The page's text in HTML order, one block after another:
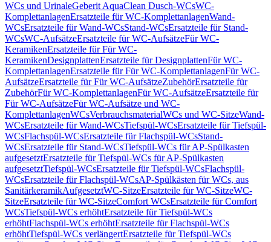
WCs und UrinaleGeberit AquaClean Dusch-WCsWC-
KomplettanlagenErsatzteile für WC-KomplettanlagenWand-
WCsErsatzteile für Wand-WCsStand-WCsErsatzteile für Stand-
WCsWC-AufsätzeErsatzteile für WC-AufsätzeFür WC-
KeramikenErsatzteile für Für WC-
KeramikenDesignplattenErsatzteile für DesignplattenFür WC-
KomplettanlagenErsatzteile für Für WC-KomplettanlagenFür WC-
AufsätzeErsatzteile für Für WC-AufsätzeZubehörErsatzteile für
ZubehörFür WC-KomplettanlagenFür WC-AufsätzeErsatzteile für
Für WC-AufsätzeFür WC-Aufsätze und WC-
KomplettanlagenWCsVerbrauchsmaterialWCs und WC-SitzeWand-
WCsErsatzteile für Wand-WCsTiefspül-WCsErsatzteile für Tiefspül-
WCsFlachspül-WCsErsatzteile für Flachspül-WCsStand-
WCsErsatzteile für Stand-WCsTiefspül-WCs für AP-Spülkasten
aufgesetztErsatzteile für Tiefspül-WCs für AP-Spülkasten
aufgesetztTiefspül-WCsErsatzteile für Tiefspül-WCsFlachspül-
WCsErsatzteile für Flachspül-WCsAP-Spülkästen für WCs, aus
SanitärkeramikAufgesetztWC-SitzeErsatzteile für WC-SitzeWC-
SitzeErsatzteile für WC-SitzeComfort WCsErsatzteile für Comfort
WCsTiefspül-WCs erhöhtErsatzteile für Tiefspül-WCs
erhöhtFlachspül-WCs erhöhtErsatzteile für Flachspül-WCs
erhöhtTiefspül-WCs verlängertErsatzteile für Tiefspül-WCs